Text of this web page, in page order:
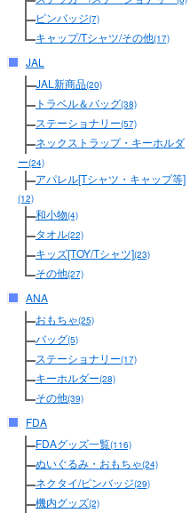
ピンバッジ(7)
キャップ/Tシャツ/その他(17)
JAL
JAL新商品(20)
トラベル＆バッグ(38)
ステーショナリー(57)
ネックストラップ・キーホルダ
ー(24)
アパレル[Tシャツ・キャップ等]
(12)
和小物(4)
タオル(22)
キッズ[TOY/Tシャツ](23)
その他(27)
ANA
おもちゃ(25)
バッグ(5)
ステーショナリー(17)
キーホルダー(28)
その他(39)
FDA
FDAグッズ一覧(116)
ぬいぐるみ・おもちゃ(24)
ネクタイ/ピンバッジ(29)
機内グッズ(2)